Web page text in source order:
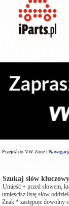
Przejdź do VW Zone |
Szukaj słów
Umieść + przed słowem,
umieścisz listę słów
Znak * zastępuje dowolny